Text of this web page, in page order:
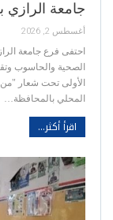
جامعة الرازي
أغسطس 2, 2026
الصحية والحاسوب
الأولى تحت شعار "من
المحلي بالمحافظة…
اقرأ أكثر...